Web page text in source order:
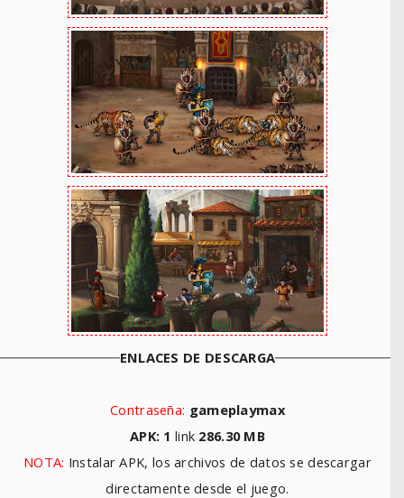
ENLACES DE DESCARGA
Contraseña: gameplaymax
APK: 1 link 286.30 MB
NOTA: Instalar APK, los archivos de datos se descargar
directamente desde el juego.